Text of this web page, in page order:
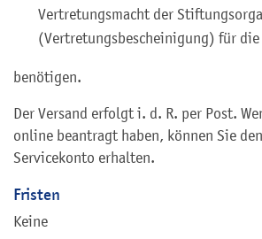
Vertretungsmacht der
(Vertretungsbescheinigung) für
benötigen.
Der Versand erfolgt i. d. R. per Post.
online beantragt haben, können Sie
Servicekonto erhalten.
Fristen
Keine